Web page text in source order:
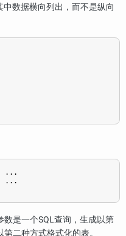
中数据横向列出，而不是纵向
...
...
是一个SQL查询，生成以第
二种方式格式化的表。